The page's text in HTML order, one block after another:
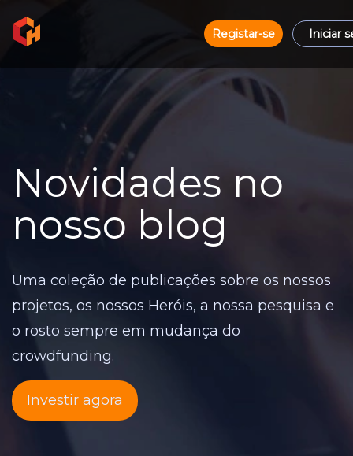
Registar-se Iniciar
Novidades no
nosso blog
Uma coleção de publicações sobre os nossos
projetos, os nossos Heróis, a nossa pesquisa e
o rosto sempre em mudança do
crowdfunding.
Investir agora